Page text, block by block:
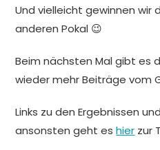
Und vielleicht gewinnen wir
anderen Pokal 😉
Beim nächsten Mal gibt es
wieder mehr Beiträge vom
Links zu den Ergebnissen
ansonsten geht eshier zur